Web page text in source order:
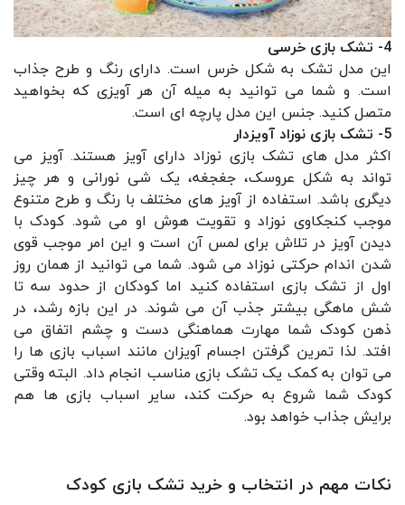
4- تشک بازی خرسی
این مدل تشک به شکل خرس است. دارای رنگ و طرح جذاب
است. و شما می توانید به میله آن هر آویزی که بخواهید
متصل کنید. جنس این مدل پارچه ای است.
5- تشک بازی نوزاد آویزدار
اکثر مدل های تشک بازی نوزاد دارای آویز هستند. آویز می
تواند به شکل عروسک، جغجغه، یک شی نورانی و هر چیز
دیگری باشد. استفاده از آویز های مختلف با رنگ و طرح متنوع
موجب کنجکاوی نوزاد و تقویت هوش او می شود. کودک با
دیدن آویز در تلاش برای لمس آن است و این امر موجب قوی
شدن اندام حرکتی نوزاد می شود. شما می توانید از همان روز
اول از تشک بازی استفاده کنید اما کودکان از حدود سه تا
شش ماهگی بیشتر جذب آن می شوند. در این بازه رشد، در
ذهن کودک شما مهارت هماهنگی دست و چشم اتفاق می
افتد. لذا تمرین گرفتن اجسام آویزان مانند اسباب بازی ها را
می توان به کمک یک تشک بازی مناسب انجام داد. البته وقتی
کودک شما شروع به حرکت کند، سایر اسباب بازی ها هم
برایش جذاب خواهد بود.
نکات مهم در انتخاب و خرید تشک بازی کودک